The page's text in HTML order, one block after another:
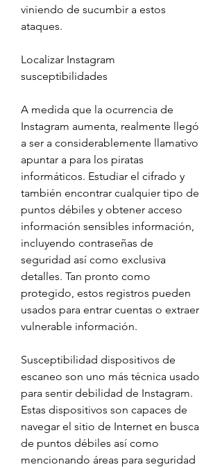
viniendo de sucumbir a estos
ataques.
Localizar Instagram
susceptibilidades
A medida que la ocurrencia de
Instagram aumenta, realmente llegó
a ser a considerablemente llamativo
apuntar a para los piratas
informáticos. Estudiar el cifrado y
también encontrar cualquier tipo de
puntos débiles y obtener acceso
información sensibles información,
incluyendo contraseñas de
seguridad así como exclusiva
detalles. Tan pronto como
protegido, estos registros pueden
usados para entrar cuentas o extraer
vulnerable información.
Susceptibilidad dispositivos de
escaneo son uno más técnica usado
para sentir debilidad de Instagram.
Estas dispositivos son capaces de
navegar el sitio de Internet en busca
de puntos débiles así como
mencionando áreas para seguridad